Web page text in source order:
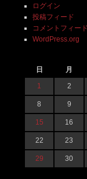
ログイン
投稿フィード
コメントフィード
WordPress.org
日
月
1
2
8 9
15 16
22 23
29 30